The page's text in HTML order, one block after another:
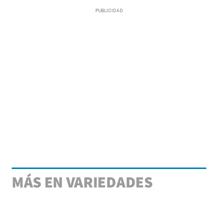
MÁS EN VARIEDADES